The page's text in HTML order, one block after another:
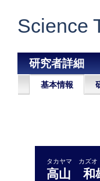
Science
研究者詳細
基本情報
タカヤマ カズオ
高山 和